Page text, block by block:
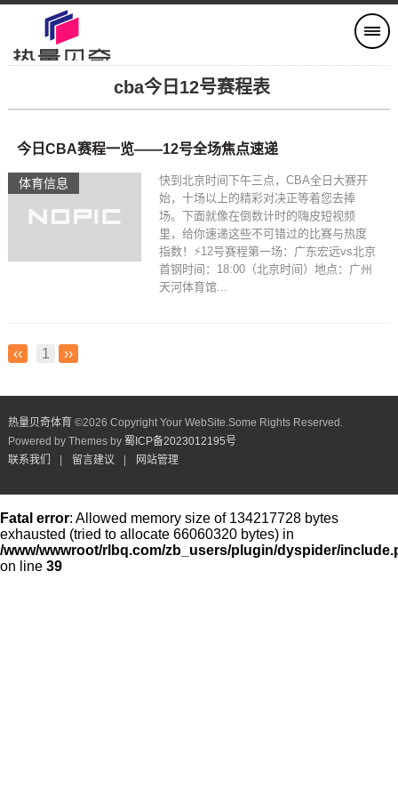
cba今日12号赛程表
体育信息
今日CBA赛程一览——12号全场焦点速递
快到北京时间下午三点，CBA全日大赛开
始，十场以上的精彩对决正等着您去捧
场。下面就像在倒数计时的嗨皮短视频
里，给你速递这些不可错过的比赛与热度
指数！⚡12号赛程第一场：广东宏远vs北京
首钢时间：18:00（北京时间）地点：广州
天河体育馆...
‹‹ 1 ››
热量贝奇体育 ©2026 Copyright Your WebSite.Some Rights Reserved.
Powered by Themes by 蜀ICP备2023012195号
联系我们
留言建议 网站管理
Fatal error: Allowed memory size of 134217728 bytes
exhausted (tried to allocate 66060320 bytes) in
/www/wwwroot/rlbq.com/zb_users/plugin/dyspider/
on line 39